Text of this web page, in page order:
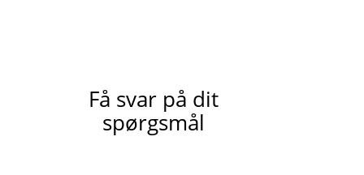
Få svar på dit
spørgsmål